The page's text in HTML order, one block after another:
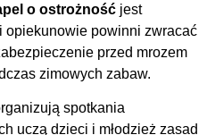
o ostrożność jest
opiekunowie powinni zwracać
przed mrozem
zimowych zabaw.
spotkania
uczą dzieci i młodzież zasad